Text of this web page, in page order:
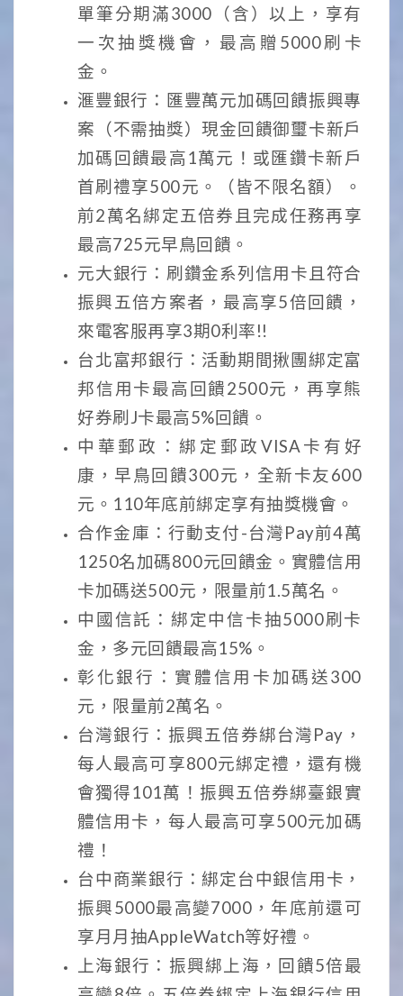
單筆分期滿3000（含）以上，享有
一次抽獎機會，最高贈5000刷卡
金。
滙豐銀行：匯豐萬元加碼回饋振興專
案（不需抽獎）現金回饋御璽卡新戶
加碼回饋最高1萬元！或匯鑽卡新戶
首刷禮享500元。（皆不限名額）。
前2萬名綁定五倍券且完成任務再享
最高725元早鳥回饋。
元大銀行：刷鑽金系列信用卡且符合
振興五倍方案者，最高享5倍回饋，
來電客服再享3期0利率!!
台北富邦銀行：活動期間揪團綁定富
邦信用卡最高回饋2500元，再享熊
好券刷J卡最高5%回饋。
中華郵政：綁定郵政VISA卡有好
康，早鳥回饋300元，全新卡友600
元。110年底前綁定享有抽獎機會。
合作金庫：行動支付-台灣Pay前4萬
1250名加碼800元回饋金。實體信用
卡加碼送500元，限量前1.5萬名。
中國信託：綁定中信卡抽5000刷卡
金，多元回饋最高15%。
彰化銀行：實體信用卡加碼送300
元，限量前2萬名。
台灣銀行：振興五倍券綁台灣Pay，
每人最高可享800元綁定禮，還有機
會獨得101萬！振興五倍券綁臺銀實
體信用卡，每人最高可享500元加碼
禮！
台中商業銀行：綁定台中銀信用卡，
振興5000最高變7000，年底前還可
享月月抽AppleWatch等好禮。
上海銀行：振興綁上海，回饋5倍最